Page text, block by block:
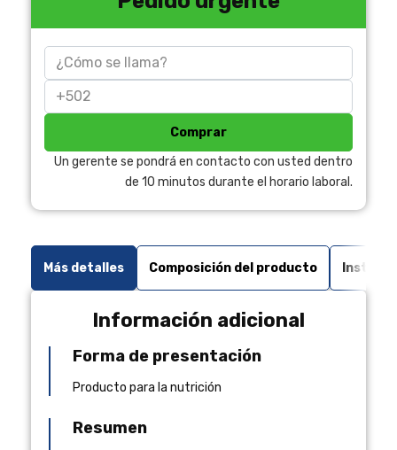
Comprar
Un gerente se pondrá en contacto con usted dentro
de 10 minutos durante el horario laboral.
Más detalles Composición del producto
Información adicional
Forma de presentación
Producto para la nutrición
Resumen